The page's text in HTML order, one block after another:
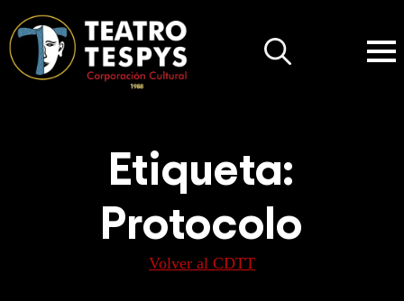
Etiqueta:
Protocolo
Volver al CDTT